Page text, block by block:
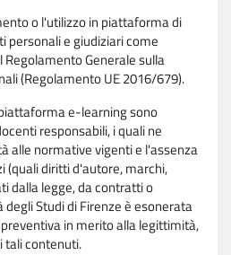
o l'utilizzo in piattaforma di
personali e giudiziari come
Generale sulla
(Regolamento UE 2016/679).
e-learning sono
responsabili, i quali ne
alle normative vigenti e l'assenza
(quali diritti d'autore, marchi,
dalla legge, da contratti o
Studi di Firenze è esonerata
in merito alla legittimità,
tali contenuti.